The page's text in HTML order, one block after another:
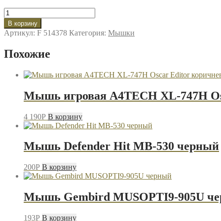
Количество
товара
Мышь
беспроводная
266AG
градиент
В корзину
Артикул: F 514378 Категория: Мышки
Похожие
Мышь игровая A4TECH XL-747H
4 190P В корзину
Мышь Defender Hit MB-530 черный
200P В корзину
Мышь Gembird MUSOPTI9-905U
193P В корзину